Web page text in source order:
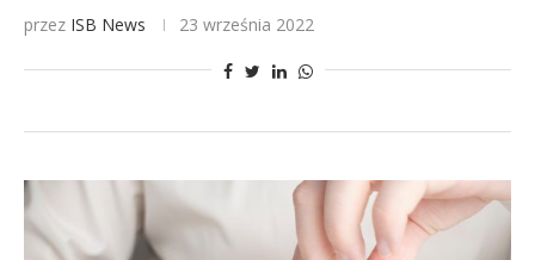
przez ISB News 23 września 2022